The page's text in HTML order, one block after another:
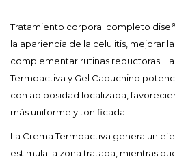
Tratamiento corporal completo
la apariencia de la celulitis, mejorar
complementar rutinas reductoras.
Termoactiva y Gel Capuchino
con adiposidad localizada,
más uniforme y tonificada.
La Crema Termoactiva genera un
estimula la zona tratada, mientras